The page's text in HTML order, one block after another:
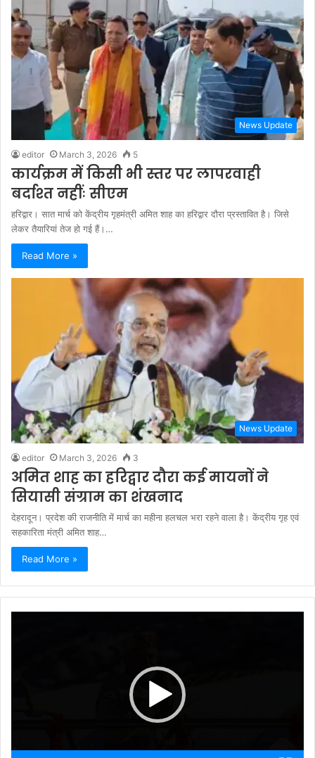
News Update
editor March 3, 2026 5
कार्यक्रम में किसी भी स्तर पर लापरवाही
बर्दाश्त नहींः सीएम
हरिद्वार। सात मार्च को केंद्रीय गृहमंत्री अमित शाह का हरिद्वार दौरा प्रस्तावित है। जिसे
लेकर तैयारियां तेज हो गई हैं।…
Read More »
News Update
editor March 3, 2026 3
अमित शाह का हरिद्वार दौरा कई मायनों ने
सियासी संग्राम का शंखनाद
देहरादून। प्रदेश की राजनीति में मार्च का महीना हलचल भरा रहने वाला है। केंद्रीय गृह एवं
सहकारिता मंत्री अमित शाह…
Read More »